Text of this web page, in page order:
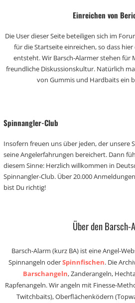
Einreichen von
Die User dieser Seite beteiligen sich im
für die Startseite einreichen, so dass
entsteht. Wir Barsch-Alarmer stehen für
freundliche Diskussionskultur. Natürlich
von Gummis und Hardbaits ein
Spinnangler-Club
Insofern freuen uns über jeden, der unsere
seine Angelerfahrungen bereichert. Dann
diesem Sinne: Herzlich willkommen in
Spinnangler-Club. Über 20.000
bist Du richtig!
Über den Barsch-
Barsch-Alarm (kurz BA) ist eine Angel-
Spinnangeln oderSpinnfischen. Die
Barschangeln, Zanderangeln,
Rapfenangeln. Wir angeln mit Finesse-
Twitchbaits), Oberflächenködern